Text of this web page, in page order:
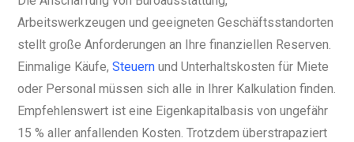
Arbeitswerkzeugen und geeigneten Geschäftsstandorten
stellt große Anforderungen an Ihre finanziellen Reserven.
Einmalige Käufe, Steuern und Unterhaltskosten für Miete
oder Personal müssen sich alle in Ihrer Kalkulation finden.
Empfehlenswert ist eine Eigenkapitalbasis von ungefähr
15 % aller anfallenden Kosten. Trotzdem überstrapaziert